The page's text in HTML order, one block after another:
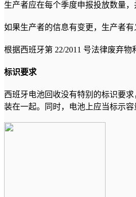
生产者应在每个季度申报投放数量
如果生产者的信息有变更，生产者
根据西班牙第 22/2011 号法律废弃
标识要求
西班牙电池回收没有特别的标识要
装在一起。同时，电池上应当标示容